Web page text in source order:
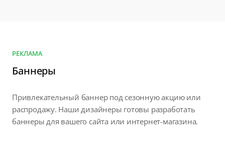
РЕКЛАМА
Баннеры
Привлекательный баннер под сезонную акцию или
распродажу. Наши дизайнеры готовы разработать
баннеры для вашего сайта или интернет-магазина.